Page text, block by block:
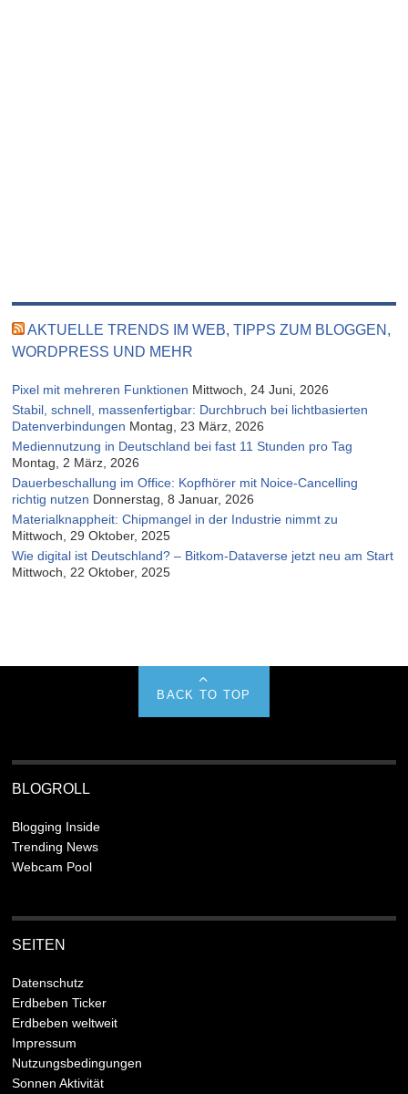
AKTUELLE TRENDS IM WEB, TIPPS ZUM BLOGGEN,
WORDPRESS UND MEHR
Pixel mit mehreren Funktionen Mittwoch, 24 Juni, 2026
Stabil, schnell, massenfertigbar: Durchbruch bei lichtbasierten
Datenverbindungen Montag, 23 März, 2026
Mediennutzung in Deutschland bei fast 11 Stunden pro Tag
Montag, 2 März, 2026
Dauerbeschallung im Office: Kopfhörer mit Noice-Cancelling
richtig nutzen Donnerstag, 8 Januar, 2026
Materialknappheit: Chipmangel in der Industrie nimmt zu
Mittwoch, 29 Oktober, 2025
Wie digital ist Deutschland? – Bitkom-Dataverse jetzt neu am Start
Mittwoch, 22 Oktober, 2025
BACK TO TOP
BLOGROLL
Blogging Inside
Trending News
Webcam Pool
SEITEN
Datenschutz
Erdbeben Ticker
Erdbeben weltweit
Impressum
Nutzungsbedingungen
Sonnen Aktivität